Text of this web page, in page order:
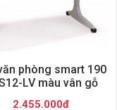
phòng smart 190
LV màu vân gỗ
2.455.000đ